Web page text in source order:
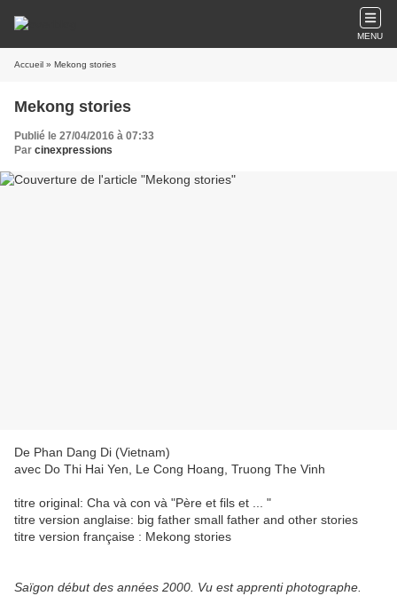
MENU
Accueil » Mekong stories
Mekong stories
Publié le 27/04/2016 à 07:33
Par cinexpressions
De Phan Dang Di (Vietnam)
avec Do Thi Hai Yen, Le Cong Hoang, Truong The Vinh
titre original: Cha và con và "Père et fils et ... "
titre version anglaise: big father small father and other stories
titre version française : Mekong stories
Saïgon début des années 2000. Vu est apprenti photographe.